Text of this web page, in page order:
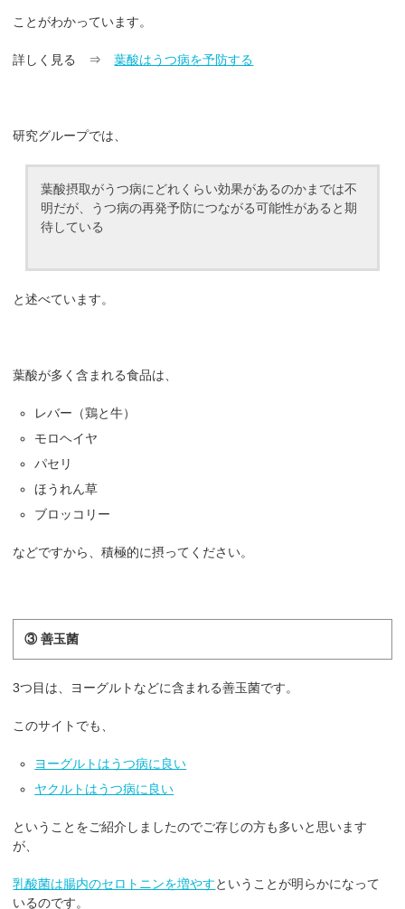
ことがわかっています。
詳しく見る ⇒葉酸はうつ病を予防する
研究グループでは、
葉酸摂取がうつ病にどれくらい効果があるのかまでは不
明だが、うつ病の再発予防につながる可能性があると期
待している
と述べています。
葉酸が多く含まれる食品は、
レバー（鶏と牛）
モロヘイヤ
パセリ
ほうれん草
ブロッコリー
などですから、積極的に摂ってください。
③ 善玉菌
3つ目は、ヨーグルトなどに含まれる善玉菌です。
このサイトでも、
ヨーグルトはうつ病に良い
ヤクルトはうつ病に良い
ということをご紹介しましたのでご存じの方も多いと思います
が、
乳酸菌は腸内のセロトニンを増やすということが明らかになって
いるのです。